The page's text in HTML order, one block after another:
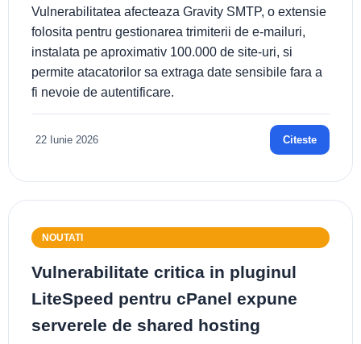
Vulnerabilitatea afecteaza Gravity SMTP, o extensie
folosita pentru gestionarea trimiterii de e-mailuri,
instalata pe aproximativ 100.000 de site-uri, si
permite atacatorilor sa extraga date sensibile fara a
fi nevoie de autentificare.
22 Iunie 2026 Citeste
NOUTATI
Vulnerabilitate critica in pluginul
LiteSpeed pentru cPanel expune
serverele de shared hosting